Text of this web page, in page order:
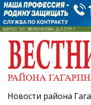
Новости района